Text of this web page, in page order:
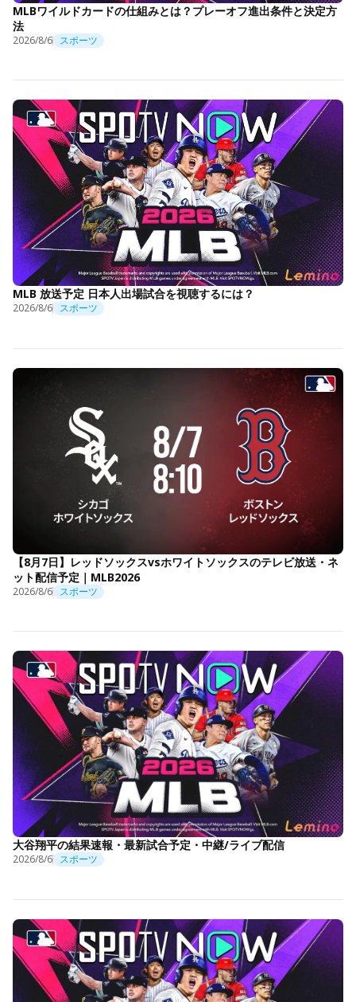
MLBワイルドカードの仕組みとは？プレーオフ進出条件と決定方
法
2026/8/6 スポーツ
MLB 放送予定 日本人出場試合を視聴するには？
2026/8/6 スポーツ
【8月7日】レッドソックスvsホワイトソックスのテレビ放送・ネ
ット配信予定｜MLB2026
2026/8/6 スポーツ
大谷翔平の結果速報・最新試合予定・中継/ライブ配信
2026/8/6 スポーツ